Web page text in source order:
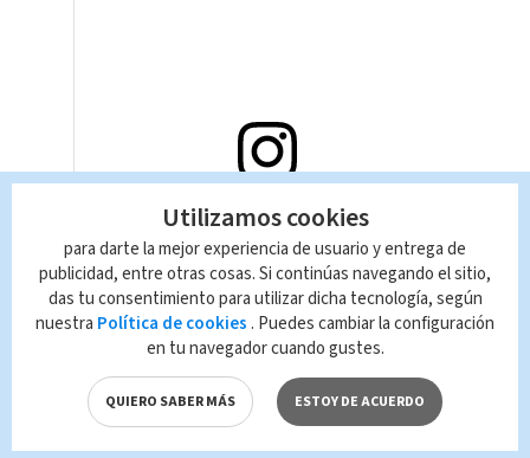
Ver esta publicación en Instagram
Utilizamos cookies
para darte la mejor experiencia de usuario y entrega de
publicidad, entre otras cosas. Si continúas navegando el sitio,
das tu consentimiento para utilizar dicha tecnología, según
nuestra Política de cookies . Puedes cambiar la configuración
en tu navegador cuando gustes.
QUIERO SABER MÁS ESTOY DE ACUERDO